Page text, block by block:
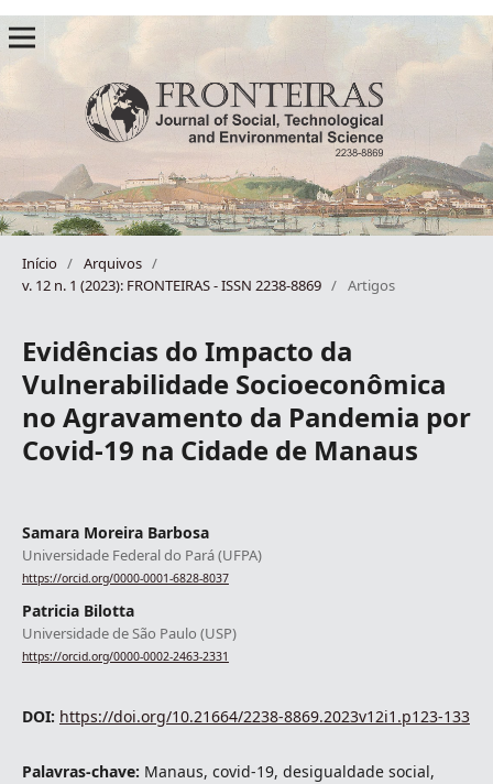
Início / Arquivos /
v. 12 n. 1 (2023): FRONTEIRAS - ISSN 2238-8869 / Artigos
Evidências do Impacto da
Vulnerabilidade Socioeconômica
no Agravamento da Pandemia por
Covid-19 na Cidade de Manaus
Samara Moreira Barbosa
Universidade Federal do Pará (UFPA)
https://orcid.org/0000-0001-6828-8037
Patricia Bilotta
Universidade de São Paulo (USP)
https://orcid.org/0000-0002-2463-2331
DOI: https://doi.org/10.21664/2238-8869.2023v12i1.p123-133
Palavras-chave: Manaus, covid-19, desigualdade social,